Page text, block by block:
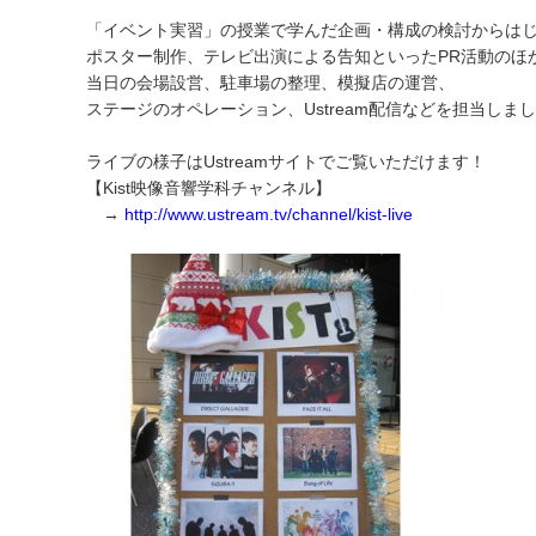
「イベント実習」の授業で学んだ企画・構成の検討からはじ
ポスター制作、テレビ出演による告知といったPR活動のほ
当日の会場設営、駐車場の整理、模擬店の運営、
ステージのオペレーション、Ustream配信などを担当しまし
ライブの様子はUstreamサイトでご覧いただけます！
【Kist映像音響学科チャンネル】
→ http://www.ustream.tv/channel/kist-live